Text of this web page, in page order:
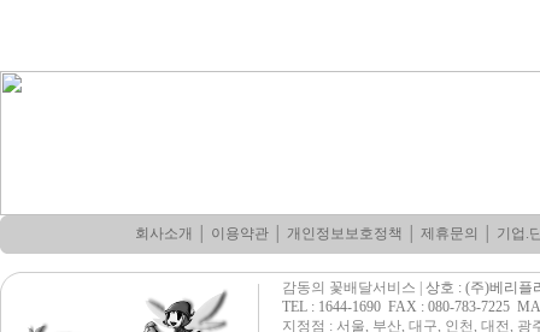
회사소개 이용약관 개인정보보호정책 │제휴문의 기업.
감동의 꽃배달서비스 | 상호 : (주)베리플
TEL : 1644-1690 FAX : 080-783-7225
지정점 : 서울, 부산, 대구, 인천, 대전, 광